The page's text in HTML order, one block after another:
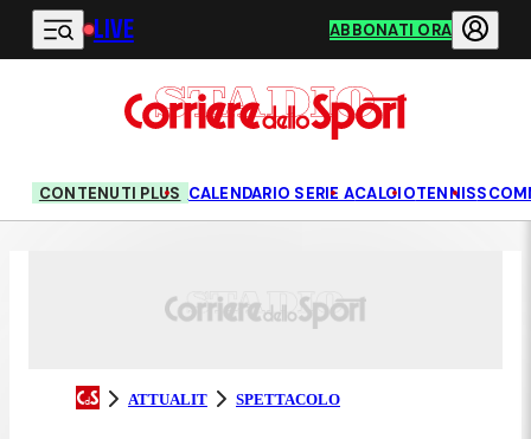
Vai al contenuto principale
LIVE ABBONATI ORA
CONTENUTI PLUS CALENDARIO SERIE ACALCIOTENNIS
ATTUALIT SPETTACOLO